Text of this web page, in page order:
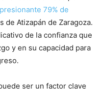
79% de
de Atizapán de Zaragoza.
de la confianza que
y en su capacidad para
ser un factor clave